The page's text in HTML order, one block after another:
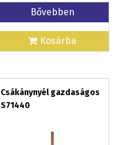
Bővebben
Kosárba
Csákánynyél gazdaságos
S71440